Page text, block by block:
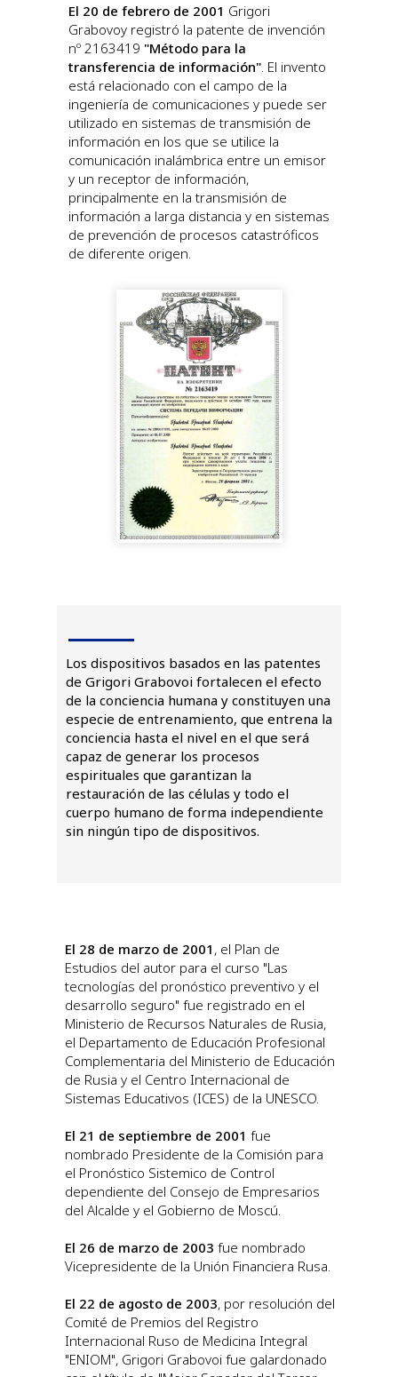
El 20 de febrero de 2001 Grigori
Grabovoy registró la patente de invención
nº 2163419 "Método para la
transferencia de información" . El invento
está relacionado con el campo de la
ingeniería de comunicaciones y puede ser
utilizado en sistemas de transmisión de
información en los que se utilice la
comunicación inalámbrica entre un emisor
y un receptor de información,
principalmente en la transmisión de
información a larga distancia y en sistemas
de prevención de procesos catastróficos
de diferente origen.
Los dispositivos basados en las patentes
de Grigori Grabovoi fortalecen el efecto
de la conciencia humana y constituyen una
especie de entrenamiento, que entrena la
conciencia hasta el nivel en el que será
capaz de generar los procesos
espirituales que garantizan la
restauración de las células y todo el
cuerpo humano de forma independiente
sin ningún tipo de dispositivos.
El 28 de marzo de 2001 , el Plan de
Estudios del autor para el curso "Las
tecnologías del pronóstico preventivo y el
desarrollo seguro" fue registrado en el
Ministerio de Recursos Naturales de Rusia,
el Departamento de Educación Profesional
Complementaria del Ministerio de Educación
de Rusia y el Centro Internacional de
Sistemas Educativos (ICES) de la UNESCO.
El 21 de septiembre de 2001 fue
nombrado Presidente de la Comisión para
el Pronóstico Sistemico de Control
dependiente del Consejo de Empresarios
del Alcalde y el Gobierno de Moscú.
El 26 de marzo de 2003 fue nombrado
Vicepresidente de la Unión Financiera Rusa.
El 22 de agosto de 2003, por resolución del
Comité de Premios del Registro
Internacional Ruso de Medicina Integral
"ENIOM", Grigori Grabovoi fue galardonado